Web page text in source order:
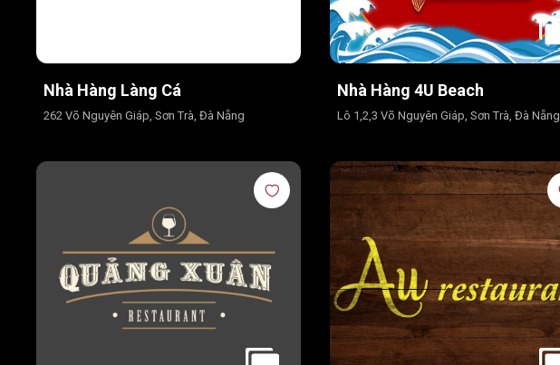
Nhà Hàng Làng Cá
262 Võ Nguyên Giáp, Sơn Trà, Đà Nẵng
Nhà Hàng 4U Beach
Lô 1,2,3 Võ Nguyên Giáp, Sơn Trà, Đà Nẵng